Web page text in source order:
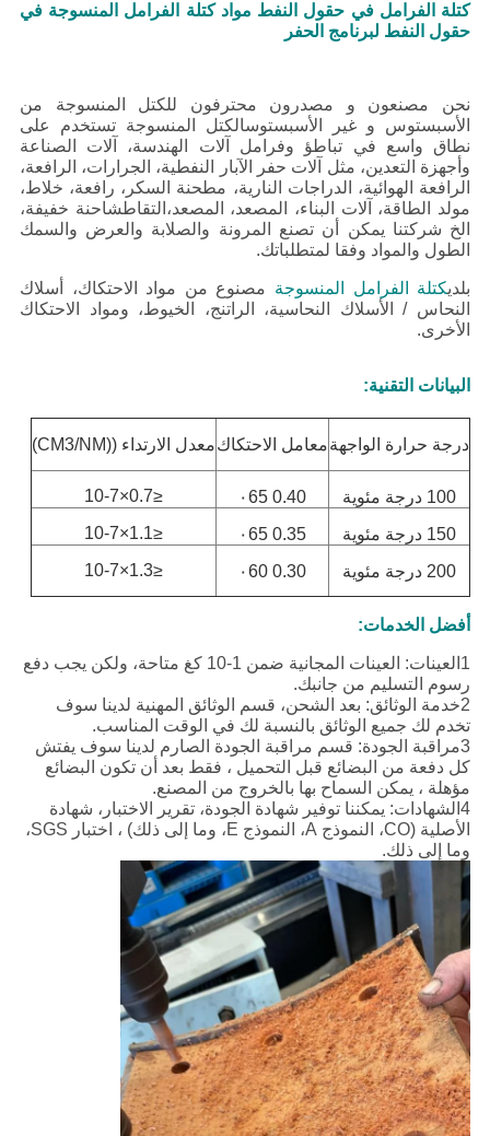
كتلة الفرامل في حقول النفط مواد كتلة الفرامل المنسوجة في
حقول النفط لبرنامج الحفر
نحن مصنعون و مصدرون محترفون للكتل المنسوجة من
الأسبستوس و غير الأسبستوسالكتل المنسوجة تستخدم على
نطاق واسع في تباطؤ وفرامل آلات الهندسة، آلات الصناعة
وأجهزة التعدين، مثل آلات حفر الآبار النفطية، الجرارات، الرافعة،
الرافعة الهوائية، الدراجات النارية، مطحنة السكر، رافعة، خلاط،
مولد الطاقة، آلات البناء، المصعد، المصعد،التقاطشاحنة خفيفة،
الخ شركتنا يمكن أن تصنع المرونة والصلابة والعرض والسمك
الطول والمواد وفقا لمتطلباتك.
بلديكتلة الفرامل المنسوجة مصنوع من مواد الاحتكاك، أسلاك
النحاس / الأسلاك النحاسية، الراتنج، الخيوط، ومواد الاحتكاك
الأخرى.
البيانات التقنية:
درجة حرارة الواجهةمعامل الاحتكاكمعدل الارتداء ((CM3/NM)
100 درجة مئوية 0.40 ٠65 ≤0.7×10-7
150 درجة مئوية 0.35 ٠65 ≤1.1×10-7
200 درجة مئوية 0.30 ٠60 ≤1.3×10-7
أفضل الخدمات:
1العينات: العينات المجانية ضمن 1-10 كغ متاحة، ولكن يجب دفع
رسوم التسليم من جانبك.
2خدمة الوثائق: بعد الشحن، قسم الوثائق المهنية لدينا سوف
تخدم لك جميع الوثائق بالنسبة لك في الوقت المناسب.
3مراقبة الجودة: قسم مراقبة الجودة الصارم لدينا سوف يفتش
كل دفعة من البضائع قبل التحميل ، فقط بعد أن تكون البضائع
مؤهلة ، يمكن السماح بها بالخروج من المصنع.
4الشهادات: يمكننا توفير شهادة الجودة، تقرير الاختبار، شهادة
الأصلية (CO، النموذج A، النموذج E، وما إلى ذلك) ، اختبار SGS،
وما إلى ذلك.